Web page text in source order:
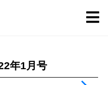
年1月号